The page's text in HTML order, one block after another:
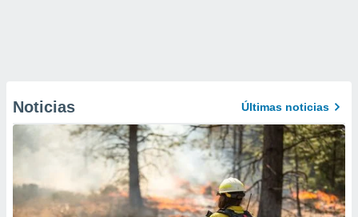
Noticias Últimas noticias